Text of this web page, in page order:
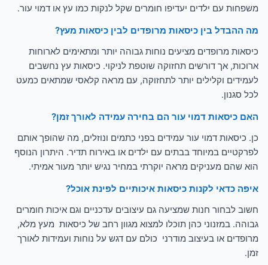
משפחות עם ילדים יעדיפו חומרים שקל לנקות כמו עץ או דמוי עור.
מה ההבדל בין כיסאות מרופדים לבין כיסאות מעץ?
כיסאות מרופדים מציעים נוחות גבוהה יותר ומתאימים לארוחות
ארוכות, אך דורשים תחזוקה שוטפת לניקוי. כיסאות עץ נחשבים
לעמידים וקלילים יותר לתחזוקה, עם מראה קלאסי שמתאים כמעט
לכל סגנון.
האם כיסאות דמוי עור הם בחירה עמידה לאורך זמן?
כן. כיסאות דמוי עור עמידים בפני כתמים ונוזלים, מה שהופך אותם
לפרקטיים במיוחד בבתים עם ילדים או באירוח תדיר. היתרון הנוסף
הוא שהם מעניקים מראה יוקרתי במחיר נגיש יותר מעור אמיתי.
איפה כדאי לקנות כיסאות איכותיים לפינת אוכל?
חשוב לבחור חנות שמציעה גם עיצובים עדכניים וגם איכות חומרים
גבוהה. במזנוני כהן תוכלו למצוא מגוון רחב של כיסאות מעץ מלא,
מרופדים או בעיצוב מודרני כולם עם דגש על נוחות ועמידות לאורך
זמן.